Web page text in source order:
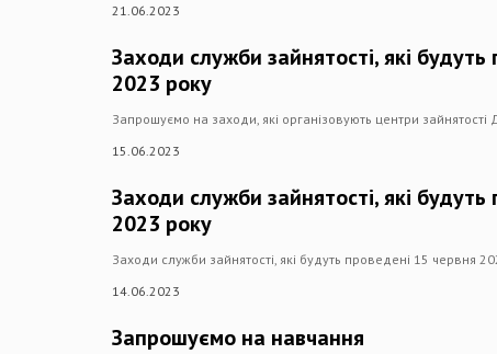
21.06.2023
Заходи служби зайнятості, які
2023 року
Запрошуємо на заходи, які організовують центри
15.06.2023
Заходи служби зайнятості, які
2023 року
Заходи служби зайнятості, які будуть проведені 15 червня
14.06.2023
Запрошуємо на навчання